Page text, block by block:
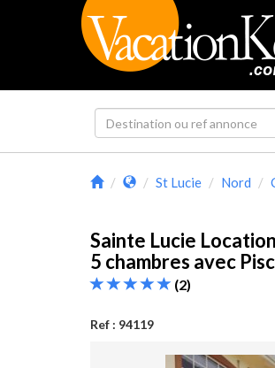
St Lucie Nord
Sainte Lucie
5 chambres avec
(2)
Ref : 94119